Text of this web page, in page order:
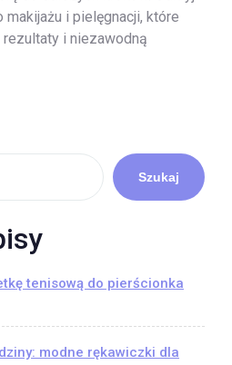
i pielęgnacji, które
rezultaty i niezawodną
Szukaj
tenisową do pierścionka
modne rękawiczki dla